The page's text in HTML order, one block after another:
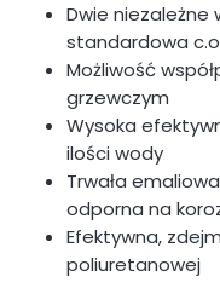
Dwie niezależne
standardowa
Możliwość
grzewczym
Wysoka
ilości wody
Trwała
odporna na
Efektywna,
poliuretanowej